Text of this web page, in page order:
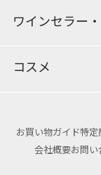
ワインセラー
コスメ
お買い物ガイド特定
会社概要お問い